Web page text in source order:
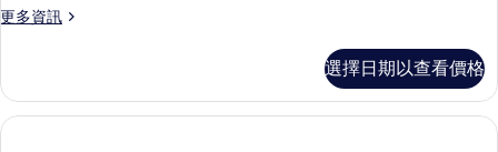
片
房,
吸
煙
更多資訊
更
雙
床
房,
選擇日期以查看價格